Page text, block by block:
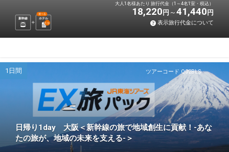
新幹線 ホテル
選べる
1 泊
大人1名様あたり 旅行代金（1～4名1室・税込）
18,220 円 41,440 円
表示旅行代金について
ツアーコード Q02BLS
1日間
日帰り1day 大阪＜新幹線の旅で地域創生に貢献！-あな
たの旅が、地域の未来を支える-＞